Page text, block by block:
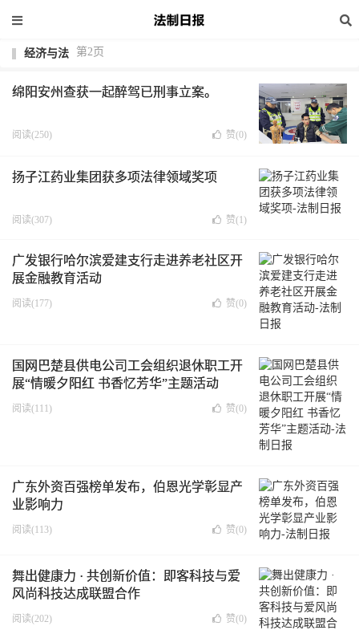
经济与法 第2页
绵阳安州查获一起醉驾已刑事立案。
阅读(250) 赞(0)
扬子江药业集团获多项法律领域奖项
阅读(307) 赞(1)
广发银行哈尔滨爱建支行走进养老社区开
展金融教育活动
阅读(177) 赞(0)
国网巴楚县供电公司工会组织退休职工开
展“情暖夕阳红 书香忆芳华”主题活动
阅读(111) 赞(0)
广东外资百强榜单发布，伯恩光学彰显产
业影响力
阅读(113) 赞(0)
舞出健康力 · 共创新价值：即客科技与爱
风尚科技达成联盟合作
阅读(202) 赞(0)